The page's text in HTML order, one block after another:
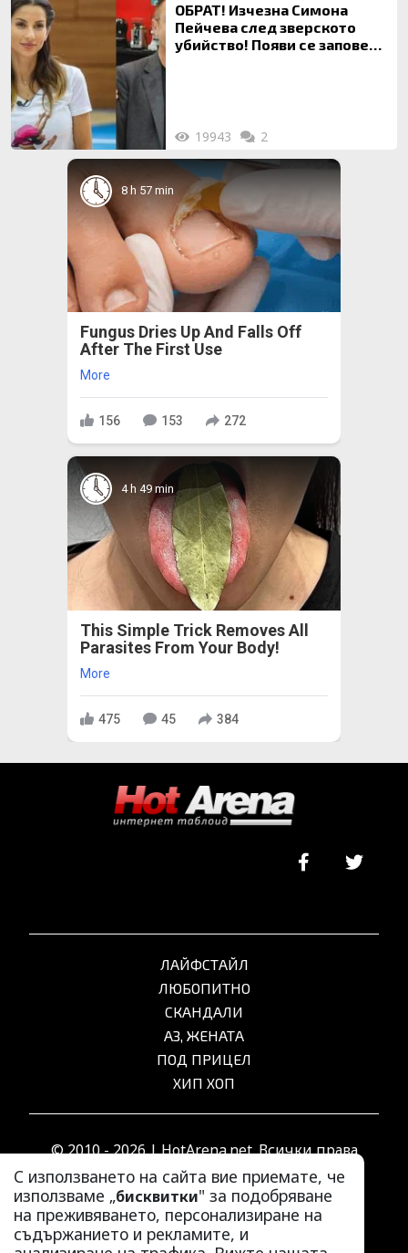
ОБРАТ! Изчезна Симона
Пейчева след зверското
убийство! Появи се заповед
19943 2
8 h 57 min
Fungus Dries Up And Falls Off
After The First Use
More
156 153 272
4 h 49 min
This Simple Trick Removes All
Parasites From Your Body!
More
475 45 384
С използването на сайта вие приемате, че
използваме „бисквитки" за подобряване
на преживяването, персонализиране на
съдържанието и рекламите, и
ЛАЙФСТАЙЛ
ЛЮБОПИТНО
СКАНДАЛИ
АЗ, ЖЕНАТА
ПОД ПРИЦЕЛ
ХИП ХОП
© 2010 - 2026 | HotArena.net. Всички права
запазени.
РЕКЛАМА
КОНТАКТИ